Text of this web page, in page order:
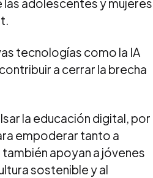
tecnologías como la IA
a cerrar la brecha
la educación digital, por
empoderar tanto a
apoyan a jóvenes
sostenible y al